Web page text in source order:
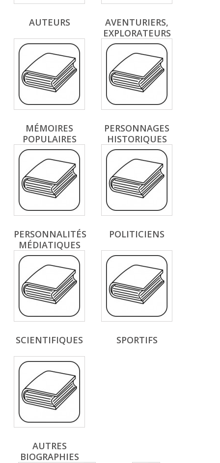
AUTEURS
AVENTURIERS,
EXPLORATEURS
MÉMOIRES
POPULAIRES
PERSONNAGES
HISTORIQUES
PERSONNALITÉS
MÉDIATIQUES
POLITICIENS
SCIENTIFIQUES SPORTIFS
AUTRES
BIOGRAPHIES